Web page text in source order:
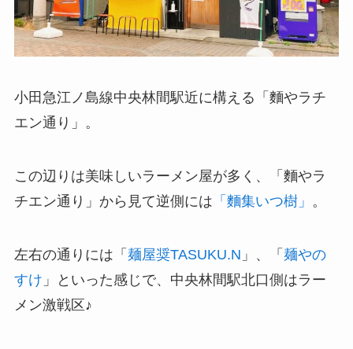
小田急江ノ島線中央林間駅近に構える「麵やラチ
エン通り」。
この辺りは美味しいラーメン屋が多く、「麵やラ
チエン通り」から見て逆側には 「麵集いつ樹」 。
左右の通りには「 麺屋奨TASUKU.N 」、「 麺やの
すけ 」といった感じで、中央林間駅北口側はラー
メン激戦区♪